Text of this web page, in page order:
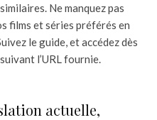
Ne manquez pas
films et séries préférés en
le guide, et accédez dès
l’URL fournie.
actuelle,